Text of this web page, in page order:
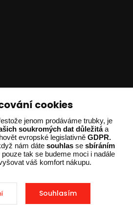
254
15:00)
karlik.cz
Všechna práva vyhrazena. Design od
cookies
jenom prodáváme trubky, je
soukromých dat důležitáa
evropské legislativně GDPR.
nám dáte souhlas se sbíráním
pouze tak se budeme moci i nadále
váš komfort nákupu.
Souhlasím